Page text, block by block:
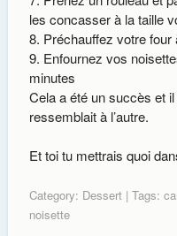
les concasser à la taille
Préchauffez votre four
Enfournez vos
minutes
Cela a été un succès et
ressemblait à l’autre.
Et toi tu mettrais quoi
Category: Dessert| Tags:
noisette